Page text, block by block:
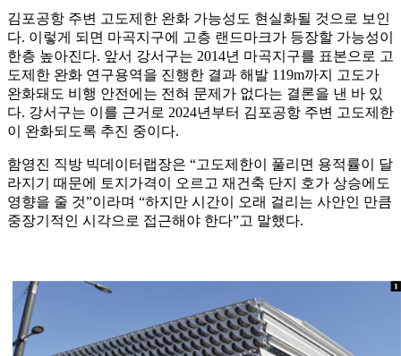
김포공항 주변 고도제한 완화 가능성도 현실화될 것으로 보인
다. 이렇게 되면 마곡지구에 고층 랜드마크가 등장할 가능성이
한층 높아진다. 앞서 강서구는 2014년 마곡지구를 표본으로 고
도제한 완화 연구용역을 진행한 결과 해발 119m까지 고도가
완화돼도 비행 안전에는 전혀 문제가 없다는 결론을 낸 바 있
다. 강서구는 이를 근거로 2024년부터 김포공항 주변 고도제한
이 완화되도록 추진 중이다.
함영진 직방 빅데이터랩장은 “고도제한이 풀리면 용적률이 달
라지기 때문에 토지가격이 오르고 재건축 단지 호가 상승에도
영향을 줄 것”이라며 “하지만 시간이 오래 걸리는 사안인 만큼
중장기적인 시각으로 접근해야 한다”고 말했다.